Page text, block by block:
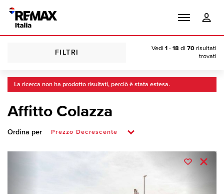
FILTRI
Vedi 1 - 18 di 70 risultati
trovati
La ricerca non ha prodotto risultati, perciò è stata estesa.
Affitto Colazza
Ordina per